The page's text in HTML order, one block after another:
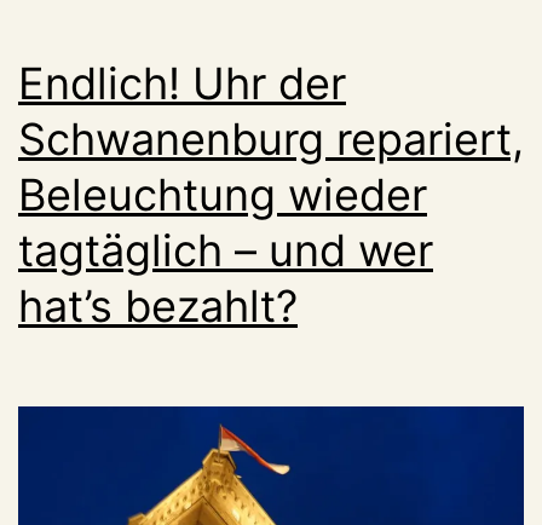
Endlich! Uhr der
Schwanenburg repariert,
Beleuchtung wieder
tagtäglich – und wer
hat’s bezahlt?